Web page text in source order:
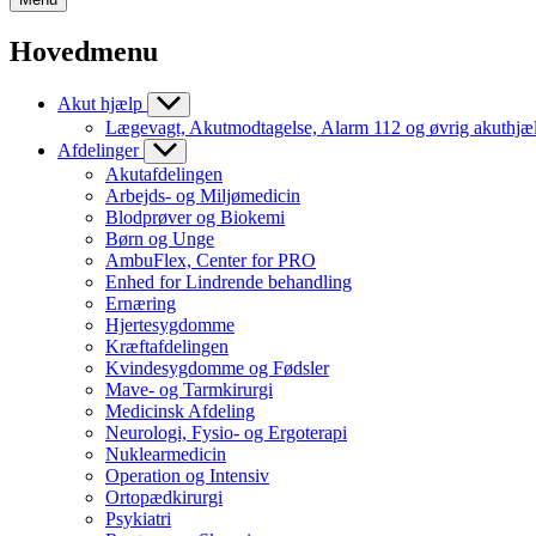
Hovedmenu
Akut hjælp
Lægevagt, Akutmodtagelse, Alarm 112 og øvrig
Afdelinger
Akutafdelingen
Arbejds- og Miljømedicin
Blodprøver og Biokemi
Børn og Unge
AmbuFlex, Center for PRO
Enhed for Lindrende behandling
Ernæring
Hjertesygdomme
Kræftafdelingen
Kvindesygdomme og Fødsler
Mave- og Tarmkirurgi
Medicinsk Afdeling
Neurologi, Fysio- og Ergoterapi
Nuklearmedicin
Operation og Intensiv
Ortopædkirurgi
Psykiatri